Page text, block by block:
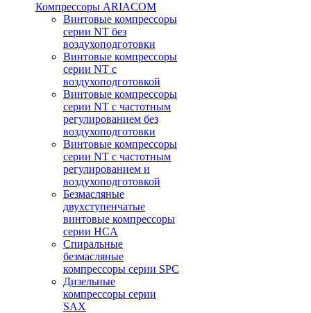
Компрессоры ARIACOM
Винтовые компрессоры
серии NT без
воздухоподготовки
Винтовые компрессоры
серии NT c
воздухоподготовкой
Винтовые компрессоры
серии NT с частотным
регулированием без
воздухоподготовки
Винтовые компрессоры
серии NT с частотным
регулированием и
воздухоподготовкой
Безмасляные
двухступенчатые
винтовые компрессоры
серии HCA
Спиральные
безмасляные
компрессоры серии SPC
Дизельные
компрессоры серии
SAX